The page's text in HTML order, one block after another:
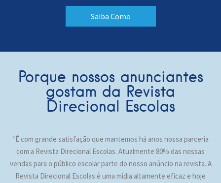
Saiba Como
Porque nossos anunciantes
gostam da Revista
Direcional Escolas
“É com grande satisfação que mantemos há anos nossa parceria
com a Revista Direcional Escolas. Atualmente 80% das nossas
vendas para o público escolar parte do nosso anúncio na revista. A
Revista Direcional Escolas é uma mídia altamente eficaz e hoje